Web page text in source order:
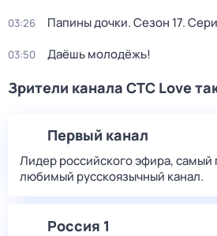
03:26 Папины дочки. Сезон 17.
03:50 Даёшь молодёжь!
Зрители канала СТС Love
Первый канал
Лидер российского эфира, самый
любимый русскоязычный канал.
Россия 1